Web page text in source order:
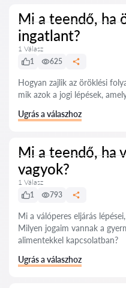
Mi a teendő, ha
ingatlant?
1 Válasz
1
625
Hogyan zajlik az öröklési
mik azok a jogi lépések,
Ugrás a válaszhoz
Mi a teendő, ha
vagyok?
1 Válasz
1
793
Mi a válóperes eljárás
Milyen jogaim vannak a
alimentekkel kapcsolatban?
Ugrás a válaszhoz